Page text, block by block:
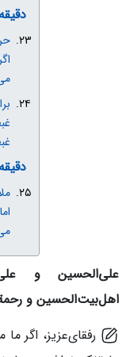
دقیقه
دقیقه
علی‌الحسین و
اهل‌بیت‌الحسین و
رفقای‌عزیز، اگر